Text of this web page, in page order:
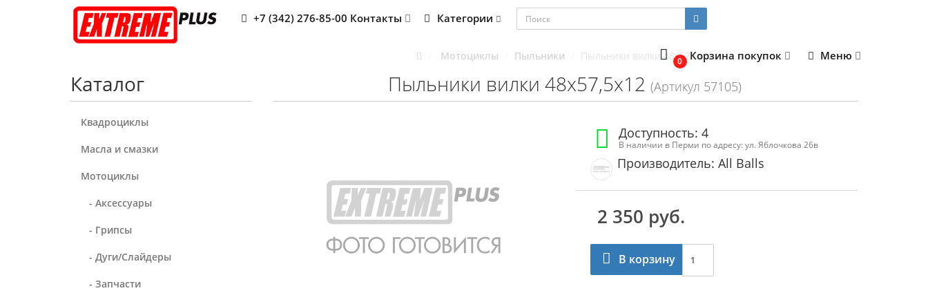
+7 (342) 276-85-00 Контакты Категории
0 Корзина покупок Меню
Каталог
Квадроциклы
Масла и смазки
Мотоциклы
- Аксессуары
- Грипсы
- Дуги/Слайдеры
- Запчасти
Мотоциклы Пыльники Пыльники вилки 48x57,5x12
Пыльники вилки 48x57,5x12 (Артикул 57105)
Доступность: 4
В наличии в Перми по адресу: ул. Яблочкова 26в
Производитель: All Balls
2 350 руб.
В корзину